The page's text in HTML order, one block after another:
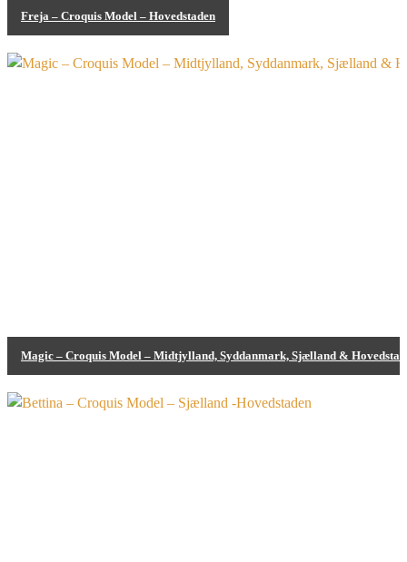
Bodypainting
Freja – Croquis Model – Hovedstaden
Bodypainting
Magic – Croquis Model – Midtjylland, Syddanmark, Sjælland &